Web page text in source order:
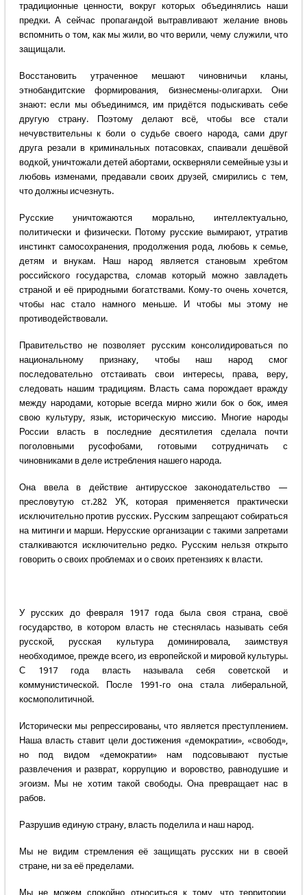
традиционные ценности, вокруг которых объединялись наши
предки. А сейчас пропагандой вытравливают желание вновь
вспомнить о том, как мы жили, во что верили, чему служили, что
защищали.
Восстановить утраченное мешают чиновничьи кланы,
этнобандитские формирования, бизнесмены-олигархи. Они
знают: если мы объединимся, им придётся подыскивать себе
другую страну. Поэтому делают всё, чтобы все стали
нечувствительны к боли о судьбе своего народа, сами друг
друга резали в криминальных потасовках, спаивали дешёвой
водкой, уничтожали детей абортами, оскверняли семейные узы и
любовь изменами, предавали своих друзей, смирились с тем,
что должны исчезнуть.
Русские уничтожаются морально, интеллектуально,
политически и физически. Потому русские вымирают, утратив
инстинкт самосохранения, продолжения рода, любовь к семье,
детям и внукам. Наш народ является становым хребтом
российского государства, сломав который можно завладеть
страной и её природными богатствами. Кому-то очень хочется,
чтобы нас стало намного меньше. И чтобы мы этому не
противодействовали.
Правительство не позволяет русским консолидироваться по
национальному признаку, чтобы наш народ смог
последовательно отстаивать свои интересы, права, веру,
следовать нашим традициям. Власть сама порождает вражду
между народами, которые всегда мирно жили бок о бок, имея
свою культуру, язык, историческую миссию. Многие народы
России власть в последние десятилетия сделала почти
поголовными русофобами, готовыми сотрудничать с
чиновниками в деле истребления нашего народа.
Она ввела в действие антирусское законодательство —
пресловутую ст.282 УК, которая применяется практически
исключительно против русских. Русским запрещают собираться
на митинги и марши. Нерусские организации с такими запретами
сталкиваются исключительно редко. Русским нельзя открыто
говорить о своих проблемах и о своих претензиях к власти.
У русских до февраля 1917 года была своя страна, своё
государство, в котором власть не стеснялась называть себя
русской, русская культура доминировала, заимствуя
необходимое, прежде всего, из европейской и мировой культуры.
С 1917 года власть называла себя советской и
коммунистической. После 1991-го она стала либеральной,
космополитичной.
Исторически мы репрессированы, что является преступлением.
Наша власть ставит цели достижения «демократии», «свобод»,
но под видом «демократии» нам подсовывают пустые
развлечения и разврат, коррупцию и воровство, равнодушие и
эгоизм. Мы не хотим такой свободы. Она превращает нас в
рабов.
Разрушив единую страну, власть поделила и наш народ.
Мы не видим стремления её защищать русских ни в своей
стране, ни за её пределами.
Мы не можем спокойно относиться к тому, что территории,